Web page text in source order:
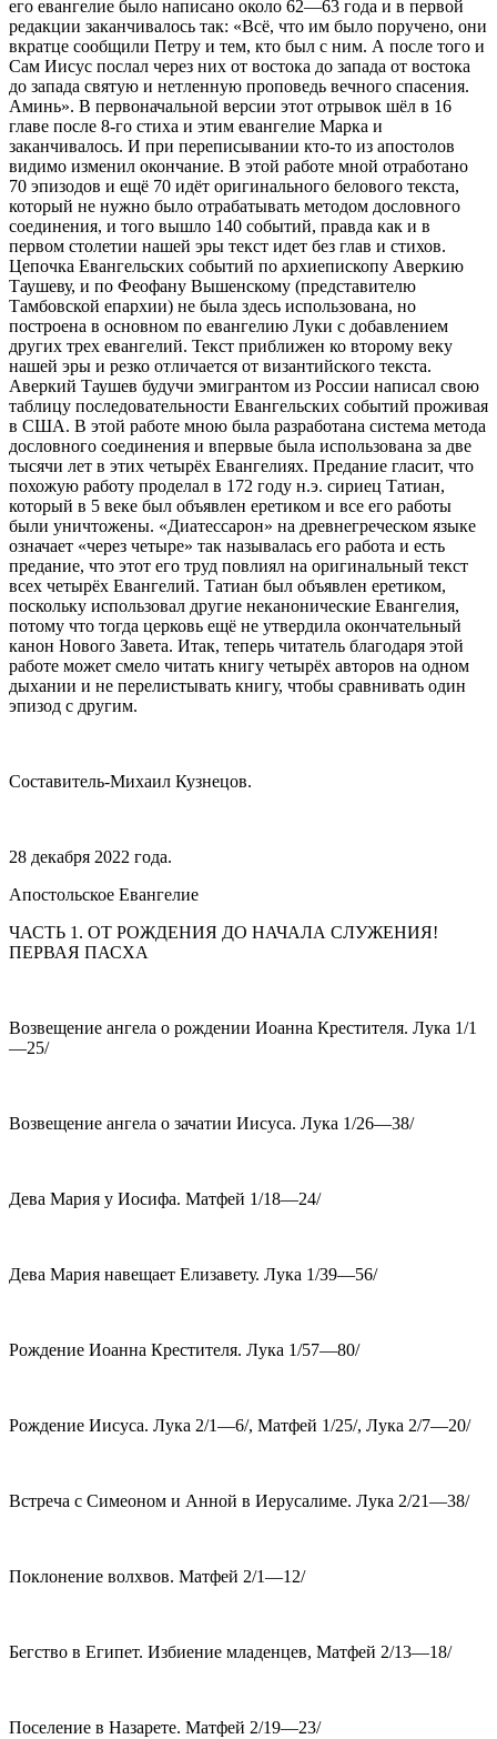
его евангелие было написано около 62—63 года и в первой
редакции заканчивалось так: «Всё, что им было поручено, они
вкратце сообщили Петру и тем, кто был с ним. А после того и
Сам Иисус послал через них от востока до запада от востока
до запада святую и нетленную проповедь вечного спасения.
Аминь». В первоначальной версии этот отрывок шёл в 16
главе после 8-го стиха и этим евангелие Марка и
заканчивалось. И при переписывании кто-то из апостолов
видимо изменил окончание. В этой работе мной отработано
70 эпизодов и ещё 70 идёт оригинального белового текста,
который не нужно было отрабатывать методом дословного
соединения, и того вышло 140 событий, правда как и в
первом столетии нашей эры текст идет без глав и стихов.
Цепочка Евангельских событий по архиепископу Аверкию
Таушеву, и по Феофану Вышенскому (представителю
Тамбовской епархии) не была здесь использована, но
построена в основном по евангелию Луки с добавлением
других трех евангелий. Текст приближен ко второму веку
нашей эры и резко отличается от византийского текста.
Аверкий Таушев будучи эмигрантом из России написал свою
таблицу последовательности Евангельских событий проживая
в США. В этой работе мною была разработана система метода
дословного соединения и впервые была использована за две
тысячи лет в этих четырёх Евангелиях. Предание гласит, что
похожую работу проделал в 172 году н.э. сириец Татиан,
который в 5 веке был объявлен еретиком и все его работы
были уничтожены. «Диатессарон» на древнегреческом языке
означает «через четыре» так называлась его работа и есть
предание, что этот его труд повлиял на оригинальный текст
всех четырёх Евангелий. Татиан был объявлен еретиком,
поскольку использовал другие неканонические Евангелия,
потому что тогда церковь ещё не утвердила окончательный
канон Нового Завета. Итак, теперь читатель благодаря этой
работе может смело читать книгу четырёх авторов на одном
дыхании и не перелистывать книгу, чтобы сравнивать один
эпизод с другим.
Составитель-Михаил Кузнецов.
28 декабря 2022 года.
Апостольское Евангелие
ЧАСТЬ 1. ОТ РОЖДЕНИЯ ДО НАЧАЛА СЛУЖЕНИЯ!
ПЕРВАЯ ПАСХА
Возвещение ангела о рождении Иоанна Крестителя. Лука 1/1
—25/
Возвещение ангела о зачатии Иисуса. Лука 1/26—38/
Дева Мария у Иосифа. Матфей 1/18—24/
Дева Мария навещает Елизавету. Лука 1/39—56/
Рождение Иоанна Крестителя. Лука 1/57—80/
Рождение Иисуса. Лука 2/1—6/, Матфей 1/25/, Лука 2/7—20/
Встреча с Симеоном и Анной в Иерусалиме. Лука 2/21—38/
Поклонение волхвов. Матфей 2/1—12/
Бегство в Египет. Избиение младенцев, Матфей 2/13—18/
Поселение в Назарете. Матфей 2/19—23/